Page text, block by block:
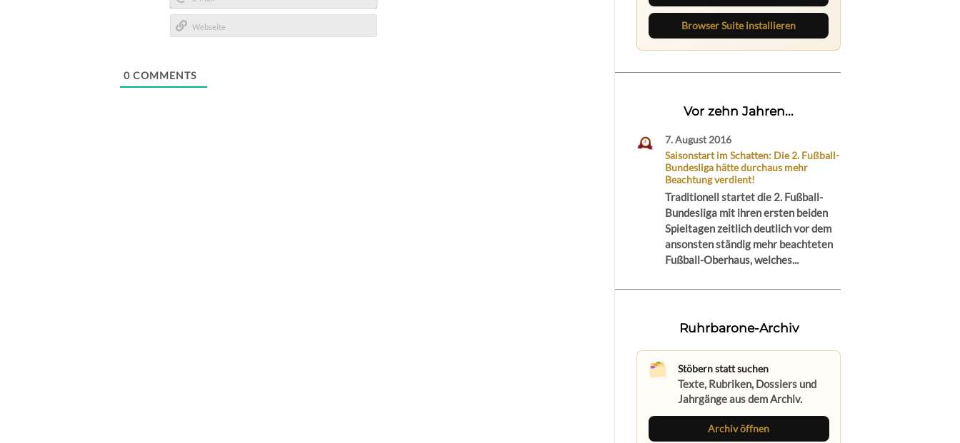
E-
Mail*
0 COMMENTS
Browser Suite installieren
Vor zehn Jahren...
7. August 2016
Saisonstart im Schatten: Die 2. Fußball-
Bundesliga hätte durchaus mehr
Beachtung verdient!
Traditionell startet die 2. Fußball-
Bundesliga mit ihren ersten beiden
Spieltagen zeitlich deutlich vor dem
ansonsten ständig mehr beachteten
Fußball-Oberhaus, welches...
Ruhrbarone-Archiv
Stöbern statt suchen
Texte, Rubriken, Dossiers und
Jahrgänge aus dem Archiv.
Archiv öffnen